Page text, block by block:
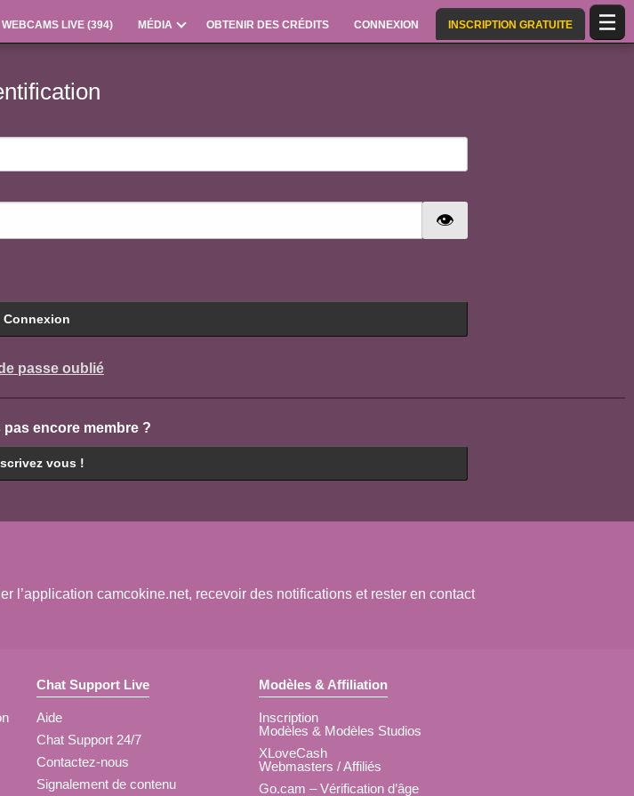
WEBCAMS LIVE (394) MÉDIA OBTENIR DES CRÉDITS CONNEXION INSCRIPTION GRATUITE
Connexion
passe oublié
encore membre ?
vous !
l’application camcokine.net, recevoir des notifications et rester en contact
Chat Support Live
Aide
Chat Support 24/7
Contactez-nous
Signalement de contenu
Modèles & Affiliation
Inscription
Modèles & Modèles Studios
XLoveCash
Webmasters / Affiliés
Go.cam – Vérification d’âge